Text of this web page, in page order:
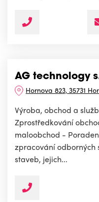
AG technology
Hornova 823, 35731
Výroba, obchod a
Zprostředkování
maloobchod -
zpracování odborných
staveb, jejich...